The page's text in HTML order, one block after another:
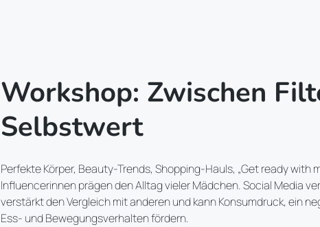
Workshop: Zwischen
Selbstwert
Perfekte Körper, Beauty-Trends, Shopping-Hauls, „Get ready with
Influencerinnen prägen den Alltag vieler Mädchen. Social Media
verstärkt den Vergleich mit anderen und kann Konsumdruck, ein
Ess- und Bewegungsverhalten fördern.